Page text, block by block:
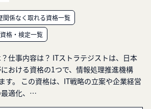
関係なく取れる資格一覧
格・検定一覧
仕事内容は？ ITストラテジストは、日本
おける資格の1つで、情報処理推進機構
す。 この資格は、IT戦略の立案や企業経営
最適化、…